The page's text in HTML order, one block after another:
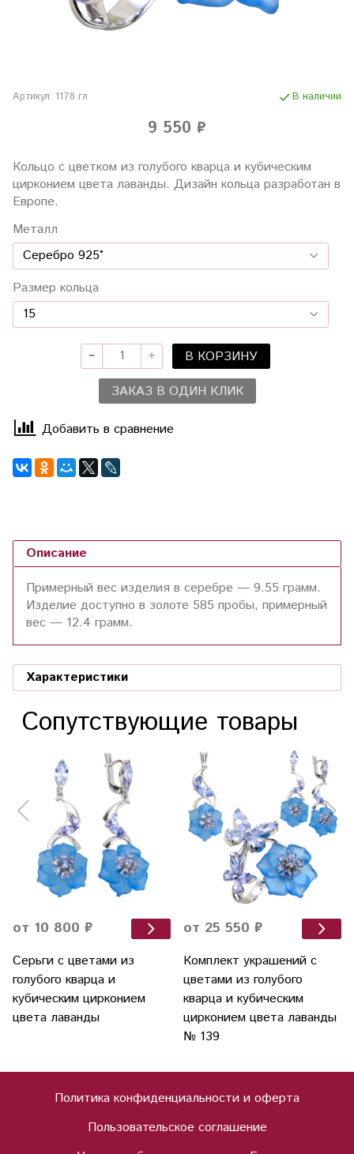
Артикул: 1178 гл В наличии
9 550 ₽
Кольцо с цветком из голубого кварца и кубическим
цирконием цвета лаванды. Дизайн кольца разработан в
Европе.
Металл
Размер кольца
В КОРЗИНУ
ЗАКАЗ В ОДИН КЛИК
Добавить в сравнение
Описание
Примерный вес изделия в серебре — 9.55 грамм.
Изделие доступно в золоте 585 пробы, примерный
вес — 12.4 грамм.
Характеристики
Сопутствующие товары
от 10 800 ₽
Серьги с цветами из
голубого кварца и
кубическим цирконием
цвета лаванды
от 25 550 ₽
Комплект украшений с
цветами из голубого
кварца и кубическим
цирконием цвета лаванды
№ 139
Политика конфиденциальности и оферта
Пользовательское соглашение